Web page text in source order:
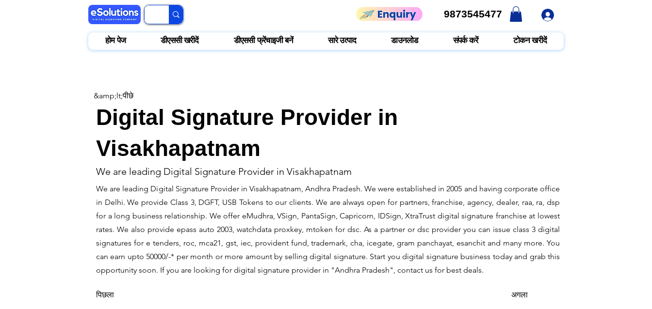
9873545477
9873545477
होम पेज डीएससी खरीदें डीएससी फ्रेंचाइजी बनें सारे उत्पाद डाउनलोड संपर्क करें टोकन खरीदें
&amp;lt;पीछे
Digital Signature Provider in
Visakhapatnam
We are leading Digital Signature Provider in Visakhapatnam
We are leading Digital Signature Provider in Visakhapatnam, Andhra Pradesh. We were established in 2005 and having corporate office
in Delhi. We provide Class 3, DGFT, USB Tokens to our clients. We are always open for partners, franchise, agency, dealer, raa, ra, dsp
for a long business relationship. We offer eMudhra, VSign, PantaSign, Capricorn, IDSign, XtraTrust digital signature franchise at lowest
rates. We also provide epass auto 2003, watchdata proxkey, mtoken for dsc. As a partner or dsc provider you can issue class 3 digital
signatures for e tenders, roc, mca21, gst, iec, provident fund, trademark, cha, icegate, gram panchayat, esanchit and many more. You
can earn upto 50000/-* per month or more amount by selling digital signature. Start you digital signature business today and grab this
opportunity soon. If you are looking for digital signature provider in "Andhra Pradesh", contact us for best deals.
पिछला अगला